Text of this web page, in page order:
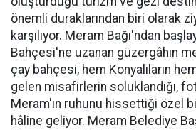
önemli duraklarından biri olarak
karşılıyor. Meram Bağı'ndan
Bahçesi'ne uzanan güzergâhın
çay bahçesi, hem Konyalıların
gelen misafirlerin soluklandığı,
Meram'ın ruhunu hissettiği özel
hâline geliyor. Meram Belediye